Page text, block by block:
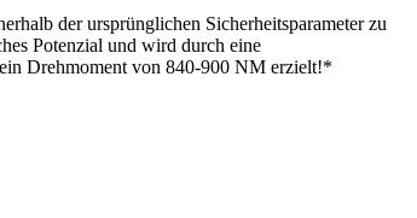
der ursprünglichen Sicherheitsparameter zu
Potenzial und wird durch eine
Drehmoment von 840-900 NM erzielt!*